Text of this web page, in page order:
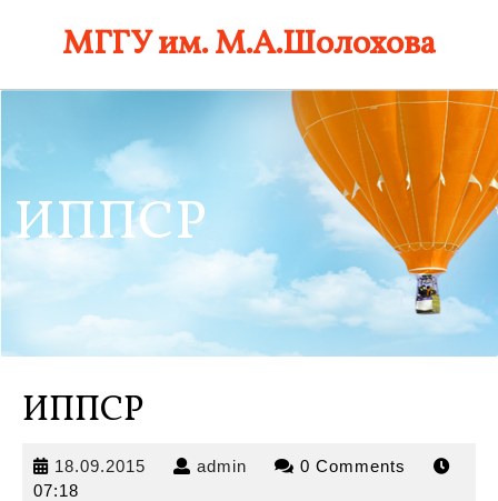
МГГУ им. М.А.Шолохова
ИППСР
ИППСР
18.09.2015 18.09.2015
admin admin 0 Comments
07:18